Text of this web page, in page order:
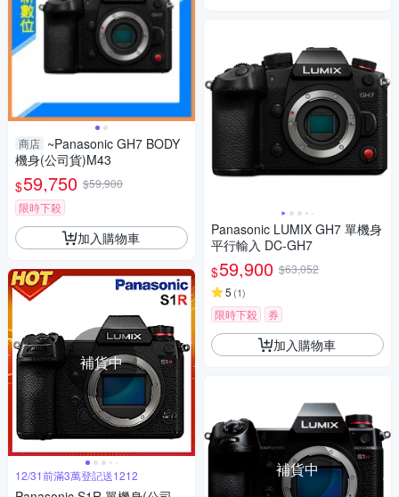
商店 ~Panasonic GH7 BODY
機身(公司貨)M43
$59,750 $59,900
限時下殺
加入購物車
補貨中
12/31前滿3萬登記送1212
Panasonic LUMIX GH7 單機身
平行輸入 DC-GH7
$59,900 $63,052
5 (1)
限時下殺 券
加入購物車
補貨中